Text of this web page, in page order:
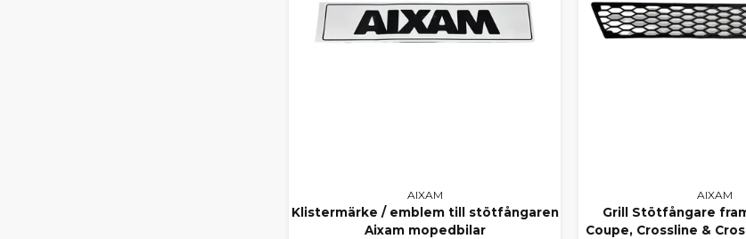
AIXAM
Klistermärke / emblem till stötfångaren
Aixam mopedbilar
AIXAM
Grill Stötfångare
Coupe, Crossline &